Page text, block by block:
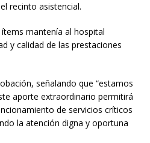
recinto asistencial.
mantenía al hospital
y calidad de las prestaciones
señalando que “estamos
aporte extraordinario permitirá
de servicios críticos
la atención digna y oportuna